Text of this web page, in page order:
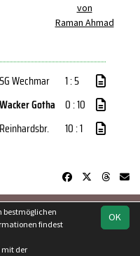
von
Raman Ahmad
SG Wechmar
1 : 5
Wacker Gotha 0 : 10
Reinhardsbr. 10 : 1
OK
bestmöglichen
findest
mit der